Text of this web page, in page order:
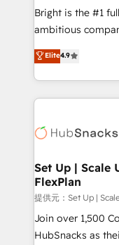
RevOps and AI-
design and CMS
and CRM
Client/member
WooCommerce,
the difference —
Bright is the #1
ambitious
From HubSpot
developing a new
digital marketing;
results)! In short, our services include: - HubSpot
HubSpot
marketing,
design We connect people, data and technology to
improve
people, exciting
ensure revenue
Elite4.9
Set Up | Scale
FlexPlan
提供元：Set Up |
Join over 1,500
HubSnacks as